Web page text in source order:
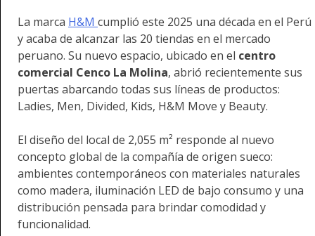
La marca H&M cumplió este 2025 una década en el Perú
y acaba de alcanzar las 20 tiendas en el mercado
peruano. Su nuevo espacio, ubicado en el centro
comercial Cenco La Molina, abrió recientemente sus
puertas abarcando todas sus líneas de productos:
Ladies, Men, Divided, Kids, H&M Move y Beauty.
El diseño del local de 2,055 m² responde al nuevo
concepto global de la compañía de origen sueco:
ambientes contemporáneos con materiales naturales
como madera, iluminación LED de bajo consumo y una
distribución pensada para brindar comodidad y
funcionalidad.